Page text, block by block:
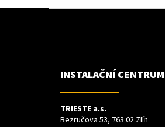
Z
INSTALAČNÍ
TRIESTE a.s.
Bezručova 53, 763 02 Zlín